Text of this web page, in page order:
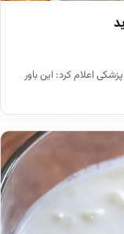
اعلام کرد: این باور